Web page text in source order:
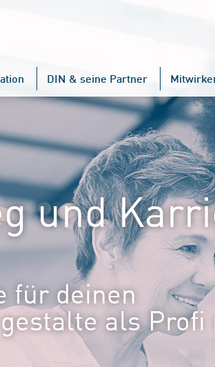
DIN & seine Partner
und
für deinen
als Profi